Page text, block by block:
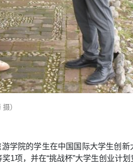
）
学院的学生在中国国际大学生创
1项，并在“挑战杯”大学生创业计划